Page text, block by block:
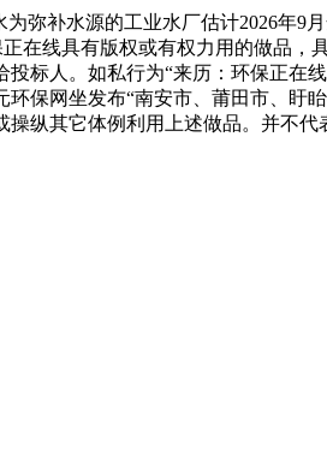
补水源的工业水厂估计2026年9
在线具有版权或有权力用的做品
标人。如私行为“来历：环保正在
保网坐发布“南安市、莆田市、
纵其它体例利用上述做品。并不代